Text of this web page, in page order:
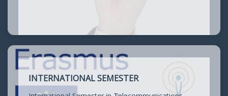
INTERNATIONAL SEMESTER